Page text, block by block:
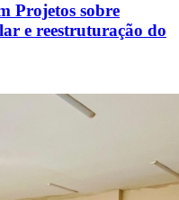
Projetos sobre
e reestruturação do